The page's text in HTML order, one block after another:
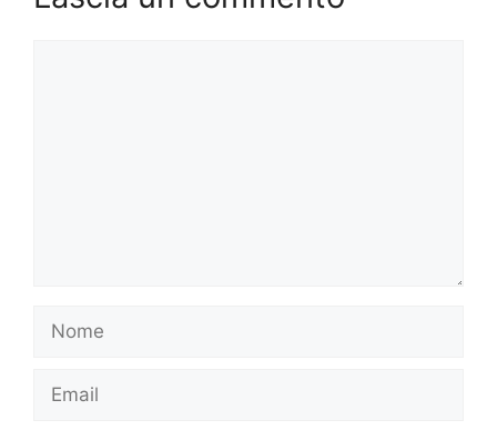
Nome
Email